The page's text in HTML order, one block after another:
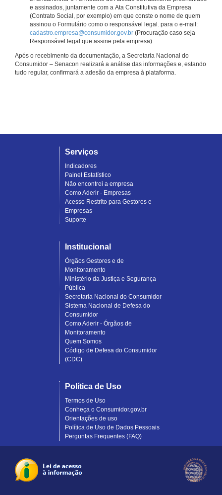
e assinados, juntamente com a Ata Constitutiva da Empresa
(Contrato Social, por exemplo) em que conste o nome de quem
assinou o Formulário como o responsável legal. para o e-mail:
cadastro.empresa@consumidor.gov.br (Procuração caso seja
Responsável legal que assine pela empresa)
Após o recebimento da documentação, a Secretaria Nacional do
Consumidor – Senacon realizará a análise das informações e, estando
tudo regular, confirmará a adesão da empresa à plataforma.
Serviços
Indicadores
Painel Estatístico
Não encontrei a empresa
Como Aderir - Empresas
Acesso Restrito para Gestores e
Empresas
Suporte
Institucional
Órgãos Gestores e de
Monitoramento
Ministério da Justiça e Segurança
Pública
Secretaria Nacional do Consumidor
Sistema Nacional de Defesa do
Consumidor
Como Aderir - Órgãos de
Monitoramento
Quem Somos
Código de Defesa do Consumidor
(CDC)
Política de Uso
Termos de Uso
Conheça o Consumidor.gov.br
Orientações de uso
Política de Uso de Dados Pessoais
Perguntas Frequentes (FAQ)